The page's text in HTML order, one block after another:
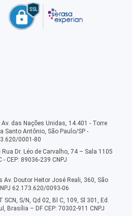
das Nações Unidas, 14.401 - Torre
Santo Antônio, São Paulo/SP -
0001-80
Dr. Léo de Carvalho, 74 – Sala 1105
CEP: 89036-239 CNPJ
Av. Doutor Heitor José Reali, 360, São
62.173.620/0093-06
S/N, Qd 02, Bl C, 109, Sl 301, Ed.
Brasília – DF CEP: 70302-911 CNPJ